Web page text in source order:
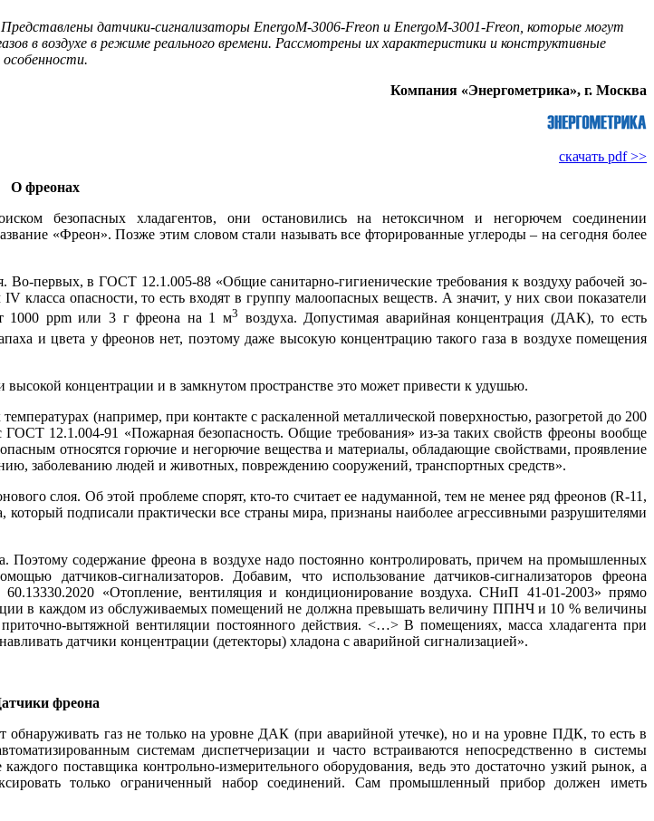
датчики-сигнализаторы EnergoM-3006-Freon и EnergoM-3001-Freon, которые могут
в воздухе в режиме реального времени. Рассмотрены их характеристики и конструктивные
особенности.
Компания «Энергометрика», г. Москва
скачать pdf >>
О фреонах
безопасных хладагентов, они остановились на нетоксичном и негорючем соединении
«Фреон». Позже этим словом стали называть все фторированные углероды – на сегодня более
первых, в ГОСТ 12.1.005-88 «Общие са­ни­тар­но-гигие­ни­чес­кие требования к воздуху рабочей зо­
опасности, то есть входят в группу малоопасных веществ. А значит, у них свои показатели
1000 ppm или 3 г фреона на 1 м3 воздуха. Допустимая аварийная концентрация (ДАК), то есть
и цвета у фреонов нет, поэтому да­же высокую концентрацию такого га­за в воздухе помещения
концентрации и в замкнутом пространстве это может привести к удушью.
(например, при контакте с раскаленной металлической поверхностью, разогретой до 200
12.1.004-91 «Пожарная безопасность. Общие требования» из-за таких свойств фреоны вообще
относятся горючие и негорючие вещества и материалы, обладающие свойствами, проявление
заболеванию людей и животных, повреждению сооружений, транспортных средств».
слоя. Об этой проблеме спорят, кто-то считает ее надуманной, тем не менее ряд фреонов (R-11,
подписали практически все страны ми­ра, признаны наиболее агрессивными разрушителями
Поэтому содержание фреона в воздухе на­до постоянно контролировать, причем на промышленных
датчиков-сигнализаторов. Добавим, что использование датчиков-сигнализаторов фреона
«Отопление, вентиляция и кондиционирование воздуха. СНиП 41-01-2003» прямо
в каждом из обслуживаемых помещений не должна превышать величину ППНЧ и 10 % величины
вытяжной вентиляции постоянного действия. <…> В помещениях, масса хладагента при
датчики концентрации (детекторы) хладона с аварийной сигнализацией».
фреона
газ не только на уровне ДАК (при аварийной утечке), но и на уровне ПДК, то есть в
системам диспетчеризации и часто встраиваются непосредственно в системы
поставщика контрольно-измерительного оборудования, ведь это достаточно узкий рынок, а
только ограниченный набор соединений. Сам промышленный прибор должен иметь